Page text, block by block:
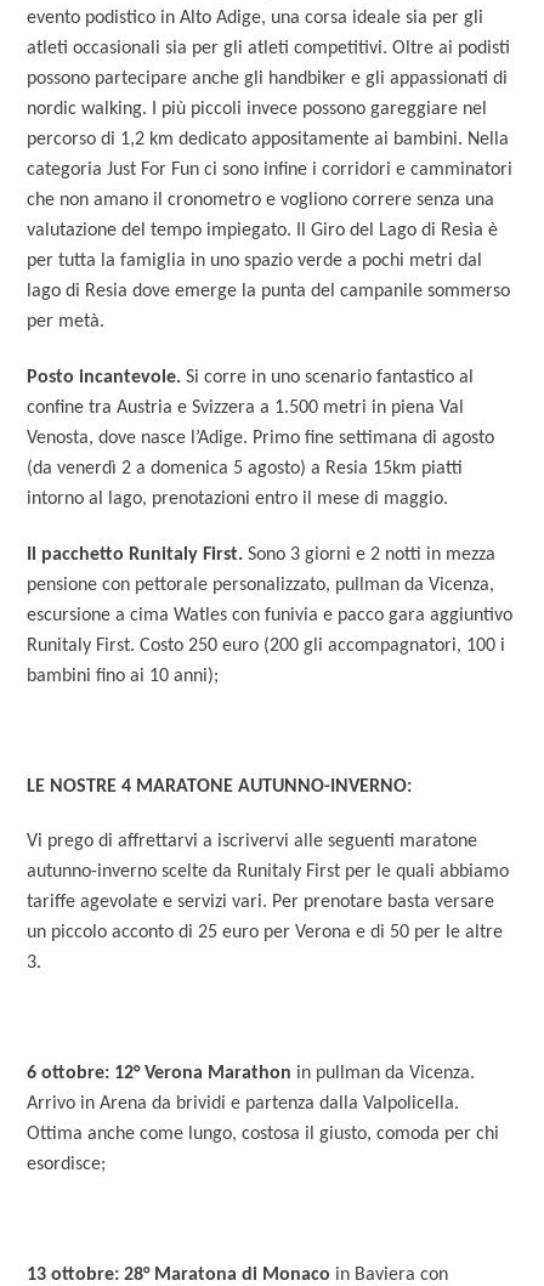
evento podistico in Alto Adige, una corsa ideale sia per gli
atleti occasionali sia per gli atleti competitivi. Oltre ai podisti
possono partecipare anche gli handbiker e gli appassionati di
nordic walking. I più piccoli invece possono gareggiare nel
percorso di 1,2 km dedicato appositamente ai bambini. Nella
categoria Just For Fun ci sono infine i corridori e camminatori
che non amano il cronometro e vogliono correre senza una
valutazione del tempo impiegato. Il Giro del Lago di Resia è
per tutta la famiglia in uno spazio verde a pochi metri dal
lago di Resia dove emerge la punta del campanile sommerso
per metà.
Posto incantevole. Si corre in uno scenario fantastico al
confine tra Austria e Svizzera a 1.500 metri in piena Val
Venosta, dove nasce l’Adige. Primo fine settimana di agosto
(da venerdì 2 a domenica 5 agosto) a Resia 15km piatti
intorno al lago, prenotazioni entro il mese di maggio.
Il pacchetto Runitaly First. Sono 3 giorni e 2 notti in mezza
pensione con pettorale personalizzato, pullman da Vicenza,
escursione a cima Watles con funivia e pacco gara aggiuntivo
Runitaly First. Costo 250 euro (200 gli accompagnatori, 100 i
bambini fino ai 10 anni);
LE NOSTRE 4 MARATONE AUTUNNO-INVERNO:
Vi prego di affrettarvi a iscrivervi alle seguenti maratone
autunno-inverno scelte da Runitaly First per le quali abbiamo
tariffe agevolate e servizi vari. Per prenotare basta versare
un piccolo acconto di 25 euro per Verona e di 50 per le altre
3.
6 ottobre: 12° Verona Marathon in pullman da Vicenza.
Arrivo in Arena da brividi e partenza dalla Valpolicella.
Ottima anche come lungo, costosa il giusto, comoda per chi
esordisce;
13 ottobre: 28° Maratona di Monaco in Baviera con